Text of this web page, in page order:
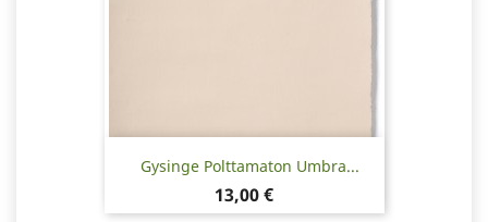
Gysinge Polttamaton Umbra...
Hinta
13,00 €